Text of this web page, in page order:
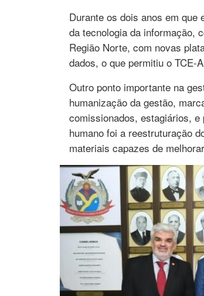
Durante os dois anos em
da tecnologia da informação,
Região Norte, com novas
dados, o que permitiu o TCE-
Outro ponto importante na
humanização da gestão,
comissionados, estagiários,
humano foi a reestruturação
materiais capazes de